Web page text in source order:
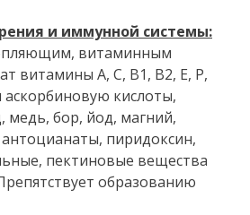
и иммунной системы:
витаминным
витамины А, С, В1, В2, Е, Р,
кислоты,
медь, бор, йод, магний,
пиридоксин,
пектиновые вещества
образованию